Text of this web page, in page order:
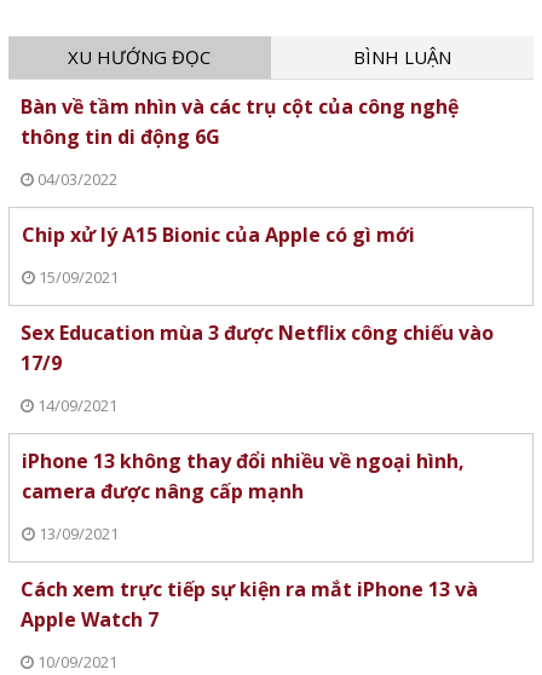
XU HƯỚNG ĐỌC BÌNH LUẬN
Bàn về tầm nhìn và các trụ cột của công nghệ
thông tin di động 6G
04/03/2022
Chip xử lý A15 Bionic của Apple có gì mới
15/09/2021
Sex Education mùa 3 được Netflix công chiếu vào
17/9
14/09/2021
iPhone 13 không thay đổi nhiều về ngoại hình,
camera được nâng cấp mạnh
13/09/2021
Cách xem trực tiếp sự kiện ra mắt iPhone 13 và
Apple Watch 7
10/09/2021